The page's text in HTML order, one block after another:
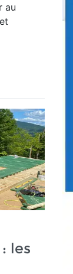
au
les